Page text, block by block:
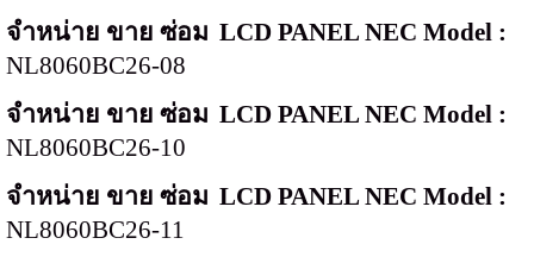
จำหน่าย ขาย ซ่อม LCD PANEL NEC Model :
NL8060BC26-08
จำหน่าย ขาย ซ่อม LCD PANEL NEC Model :
NL8060BC26-10
จำหน่าย ขาย ซ่อม LCD PANEL NEC Model :
NL8060BC26-11